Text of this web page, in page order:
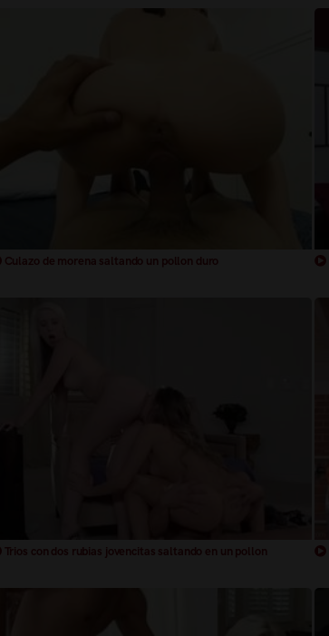
Culazo de morena saltando un pollon duro
Trios con dos rubias jovencitas saltando en un pollon